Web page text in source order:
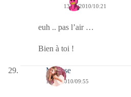
13/11/2010/10:21
euh .. pas l’air …
Bien à toi !
Mousse
13/11/2010/09:55